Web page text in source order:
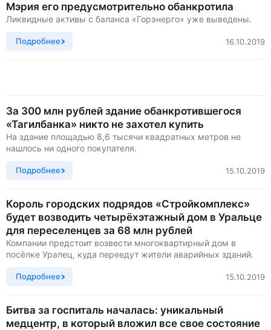
Мэрия его предусмотрительно обанкротила
Ликвидные активы с баланса «Горэнерго» уже выведены.
Подробнее 16.10.2019
За 300 млн рублей здание обанкротившегося
«Тагилбанка» никто не захотел купить
На здание площадью 8,6 тысячи квадратных метров не
нашлось ни одного покупателя.
Подробнее 15.10.2019
Король городских подрядов «Стройкомплекс»
будет возводить четырёхэтажный дом в Уральце
для переселенцев за 68 млн рублей
Компании предстоит возвести многоквартирный дом в
посёлке Уралец, куда переедут жители аварийных зданий.
Подробнее 15.10.2019
Битва за госпиталь началась: уникальный
медцентр, в который вложил все свое состояние